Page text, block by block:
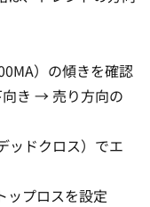
）の傾きを確認
き → 売り方向の
ッドクロス）でエ
ップロスを設定